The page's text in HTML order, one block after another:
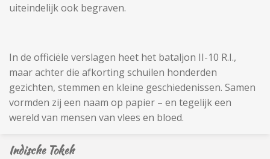
uiteindelijk ook begraven.
In de officiële verslagen heet het bataljon II-10 R.I.,
maar achter die afkorting schuilen honderden
gezichten, stemmen en kleine geschiedenissen. Samen
vormden zij een naam op papier – en tegelijk een
wereld van mensen van vlees en bloed.
Indische Tokeh